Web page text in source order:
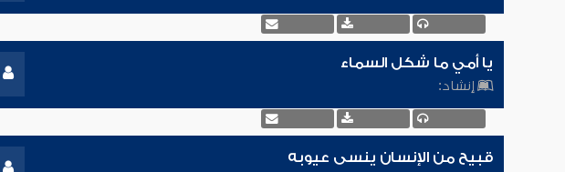
يا أمي ما شكل السماء
إنشاد:
قبيح من الإنسان ينسى عيوبه